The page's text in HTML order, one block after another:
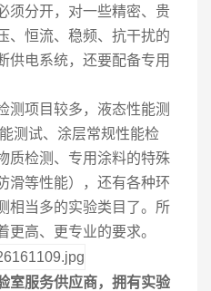
须分开，对一些精密、贵
、恒流、稳频、抗干扰的
供电系统，还要配备专用
测项目较多，液态性能测
测试、涂层常规性能检
质检测、专用涂料的特殊
滑等性能），还有各种环
相当多的实验类目了。所
更高、更专业的要求。
室服务供应商，拥有实验